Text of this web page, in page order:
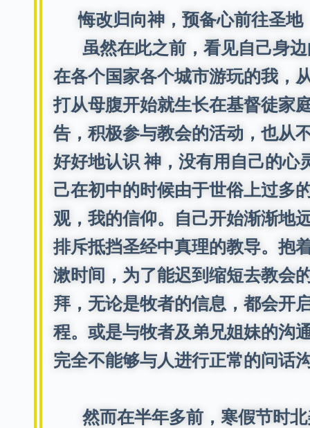
悔改归向神，预备心前往圣地
虽然在此之前，看见自己身边
在各个国家各个城市游玩的我，
打从母腹开始就生长在基督徒家
告，积极参与教会的活动，也从
好好地认识 神，没有用自己的心
己在初中的时候由于世俗上过多
观，我的信仰。自己开始渐渐地
排斥抵挡圣经中真理的教导。抱
漱时间，为了能迟到缩短去教会
拜，无论是牧者的信息，都会开
程。或是与牧者及弟兄姐妹的沟
完全不能够与人进行正常的问话
然而在半年多前，寒假节时北